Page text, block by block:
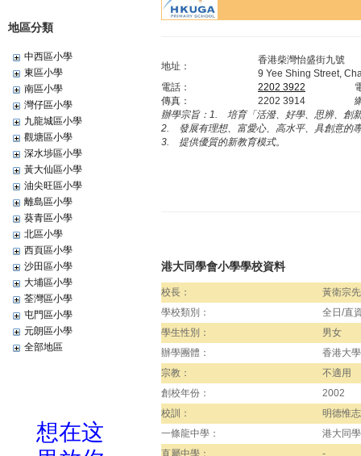
地區分類
中西區小學
東區小學
南區小學
灣仔區小學
九龍城區小學
觀塘區小學
深水埗區小學
黃大仙區小學
油尖旺區小學
離島區小學
葵青區小學
北區小學
西頁區小學
沙田區小學
大埔區小學
荃灣區小學
屯門區小學
元朗區小學
全部地區
地址：
香港柴灣怡盛街九號
9 Yee Shing Street,
電話：
2202 3922
傳真：
2202 3914
辦學宗旨： 1. 培育「活潑、好學、思辨、創
2. 發展有理想、富愛心、高水平、具創意的
3. 提供優質的新教育模式。
港大同學會小學學校資料
校長：
黃衛宗
學校類別：
全日/直
學生性別：
男女
辦學團體：
香港大
宗教：
不適用
創校年份：
2002
校訓：
明德惟
一條龍中學：
港大同
直屬中學：
-